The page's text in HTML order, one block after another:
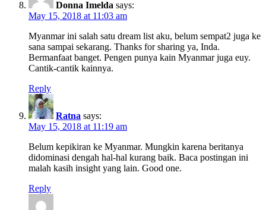
Donna Imelda says:
May 15, 2018 at 11:03 am
Myanmar ini salah satu dream list aku, belum sempat2 juga ke
sana sampai sekarang. Thanks for sharing ya, Inda.
Bermanfaat banget. Pengen punya kain Myanmar juga euy.
Cantik-cantik kainnya.
Reply
Ratna says:
May 15, 2018 at 11:19 am
Belum kepikiran ke Myanmar. Mungkin karena beritanya
didominasi dengah hal-hal kurang baik. Baca postingan ini
malah kasih insight yang lain. Good one.
Reply